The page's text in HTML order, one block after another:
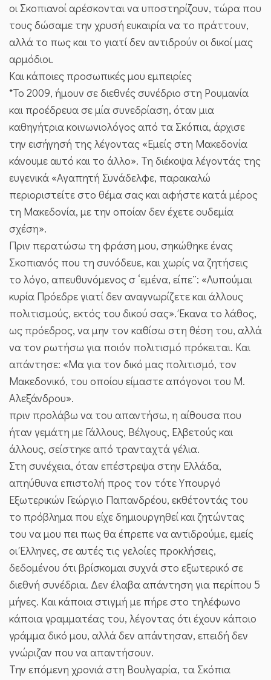
οι Σκοπιανοί αρέσκονται να υποστηρίζουν, τώρα που
τους δώσαμε την χρυσή ευκαιρία να το πράττουν,
αλλά το πως και το γιατί δεν αντιδρούν οι δικοί μας
αρμόδιοι.
Και κάποιες προσωπικές μου εμπειρίες
*Το 2009, ήμουν σε διεθνές συνέδριο στη Ρουμανία
και προέδρευα σε μία συνεδρίαση, όταν μια
καθηγήτρια κοινωνιολόγος από τα Σκόπια, άρχισε
την εισήγησή της λέγοντας «Εμείς στη Μακεδονία
κάνουμε αυτό και το άλλο». Τη διέκοψα λέγοντάς της
ευγενικά «Αγαπητή Συνάδελφε, παρακαλώ
περιοριστείτε στο θέμα σας και αφήστε κατά μέρος
τη Μακεδονία, με την οποίαν δεν έχετε ουδεμία
σχέση».
Πριν περατώσω τη φράση μου, σηκώθηκε ένας
Σκοπιανός που τη συνόδευε, και χωρίς να ζητήσεις
το λόγο, απευθυνόμενος σ ‘εμένα, είπε¨: «Λυπούμαι
κυρία Πρόεδρε γιατί δεν αναγνωρίζετε και άλλους
πολιτισμούς, εκτός του δικού σας». Έκανα το λάθος,
ως πρόεδρος, να μην τον καθίσω στη θέση του, αλλά
να τον ρωτήσω για ποιόν πολιτισμό πρόκειται. Και
απάντησε: «Μα για τον δικό μας πολιτισμό, τον
Μακεδονικό, του οποίου είμαστε απόγονοι του Μ.
Αλεξάνδρου».
πριν προλάβω να του απαντήσω, η αίθουσα που
ήταν γεμάτη με Γάλλους, Βέλγους, Ελβετούς και
άλλους, σείστηκε από τρανταχτά γέλια.
Στη συνέχεια, όταν επέστρεψα στην Ελλάδα,
απηύθυνα επιστολή προς τον τότε Υπουργό
Εξωτερικών Γεώργιο Παπανδρέου, εκθέτοντάς του
το πρόβλημα που είχε δημιουργηθεί και ζητώντας
του να μου πει πως θα έπρεπε να αντιδρούμε, εμείς
οι Έλληνες, σε αυτές τις γελοίες προκλήσεις,
δεδομένου ότι βρίσκομαι συχνά στο εξωτερικό σε
διεθνή συνέδρια. Δεν έλαβα απάντηση για περίπου 5
μήνες. Και κάποια στιγμή με πήρε στο τηλέφωνο
κάποια γραμματέας του, λέγοντας ότι έχουν κάποιο
γράμμα δικό μου, αλλά δεν απάντησαν, επειδή δεν
γνώριζαν που να απαντήσουν.
Την επόμενη χρονιά στη Βουλγαρία, τα Σκόπια